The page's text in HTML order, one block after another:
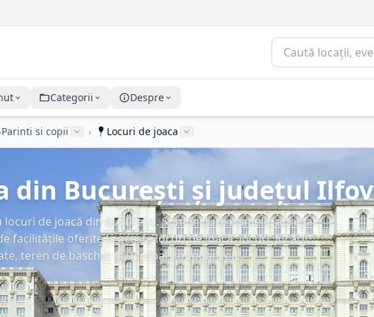
Categorii Despre
Parinti si copii › Locuri de joaca
din București și județul Ilfov
de joacă din București. Sunt incluse numele, adresa,
facilitățile oferite la aceste locuri de joacă: jocuri, jucării,
teren de baschet sau fotbal, tobogan, etc.